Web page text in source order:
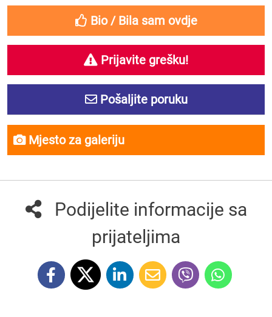
Bio / Bila sam ovdje
Prijavite grešku!
Pošaljite poruku
Mjesto za galeriju
Podijelite informacije sa
prijateljima